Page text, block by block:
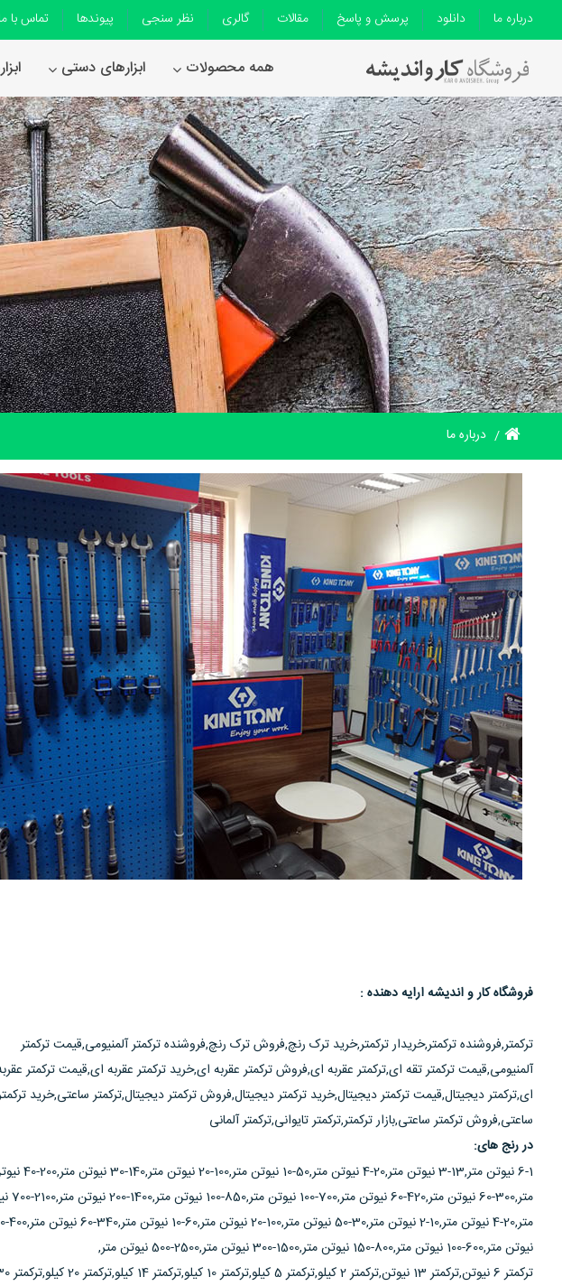
همه محصولات ابزارهای دستی
درباره ما دانلود پرسش و پاسخ مقالات گالری نظر سنجی پیوندها تماس با ما
درباره ما
فروشگاه کار و اندیشه ارایه دهنده :
ترکمتر,فروشنده ترکمتر,خریدار ترکمتر,خرید ترک رنچ,فروش ترک رنچ,فروشنده ترکمتر آلمنیومی,قیمت ترکمتر
آلمنیومی,قیمت ترکمتر تقه ای,ترکمتر عقربه ای,فروش ترکمتر عقربه ای,خرید ترکمتر عقربه ای,قیمت ترکمتر
ای,ترکمتر دیجیتال,قیمت ترکمتر دیجیتال,خرید ترکمتر دیجیتال,فروش ترکمتر دیجیتال,ترکمتر ساعتی,خرید
ساعتی,فروش ترکمتر ساعتی,بازار ترکمتر,ترکمتر تایوانی,ترکمتر آلمانی
در رنج های:
6-1 نیوتن متر,13-3 نیوتن متر,20-4 نیوتن متر,50-10 نیوتن
متر,300-60 نیوتن
متر,20-4 نیوتن متر,10-2
نیوتن متر,600-100 نیوتن متر,800-150 نیوتن متر,1500-300 نیوتن متر,2500-500 نیوتن متر,
ترکمتر 6 نیوتن,ترکمتر 13 نیوتن,ترکمتر 2